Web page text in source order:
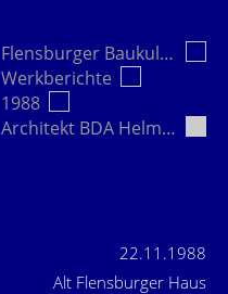
Flensburger Baukultur e.V.
Werkberichte
1988
Architekt BDA Helmut Riemann, Lübeck
22.11.1988
Alt Flensburger Haus